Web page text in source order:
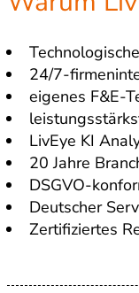
24/7-
eigenes F&E-
LivEye KI
20 Jahre
DSGVO-
Deutscher
Zertifiziertes